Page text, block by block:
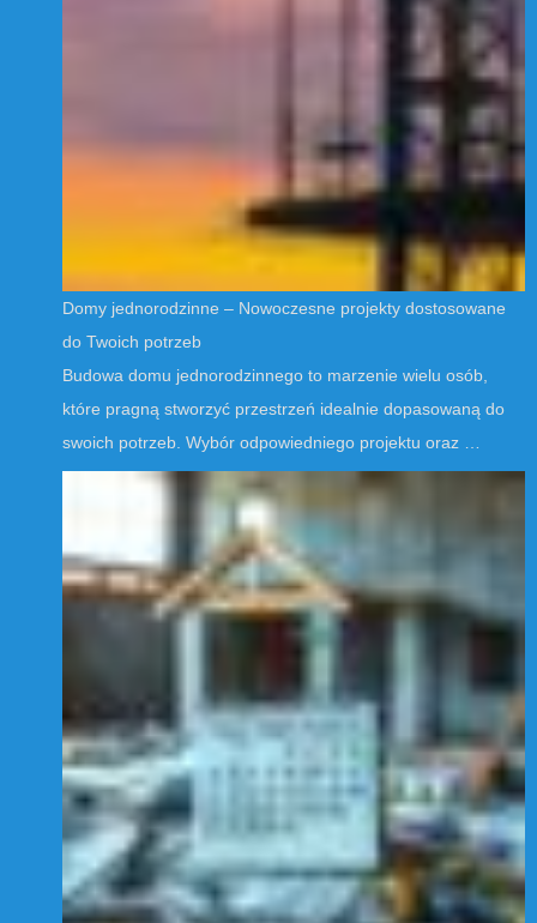
Domy jednorodzinne – Nowoczesne projekty dostosowane
do Twoich potrzeb
Budowa domu jednorodzinnego to marzenie wielu osób,
które pragną stworzyć przestrzeń idealnie dopasowaną do
swoich potrzeb. Wybór odpowiedniego projektu oraz …